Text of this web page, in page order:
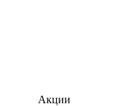
Акции